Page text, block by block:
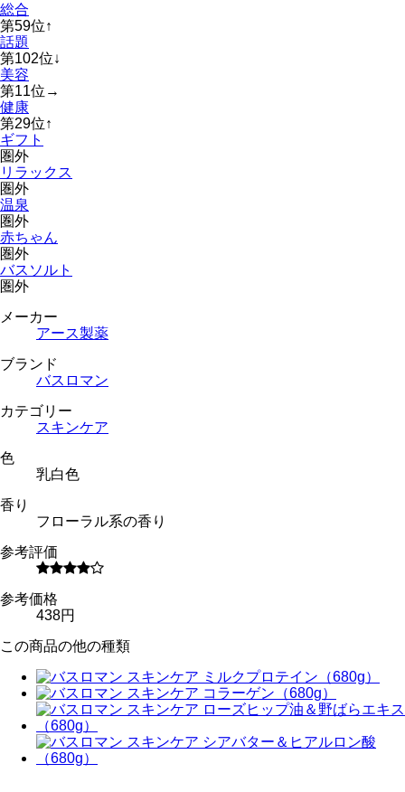
総合
第59位↑
話題
第102位↓
美容
第11位 →
健康
第29位↑
ギフト
圏外
リラックス
圏外
温泉
圏外
赤ちゃん
圏外
バスソルト
圏外
メーカー
アース製薬
ブランド
バスロマン
カテゴリー
スキンケア
色
乳白色
香り
フローラル系の香り
参考評価
参考価格
438円
この商品の他の種類